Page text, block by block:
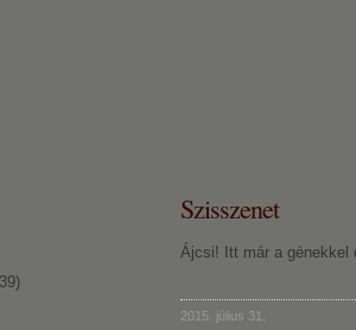
Szisszenet
Ájcsi! Itt már a
2015. július 31.